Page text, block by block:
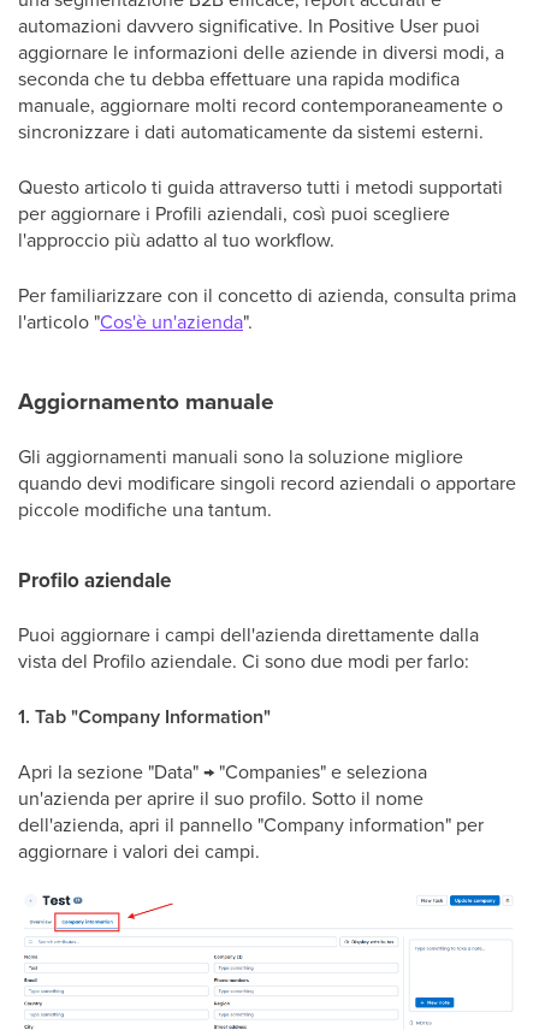
automazioni davvero significative. In Positive User puoi
aggiornare le informazioni delle aziende in diversi modi, a
seconda che tu debba effettuare una rapida modifica
manuale, aggiornare molti record contemporaneamente o
sincronizzare i dati automaticamente da sistemi esterni.
Questo articolo ti guida attraverso tutti i metodi supportati
per aggiornare i Profili aziendali, così puoi scegliere
l'approccio più adatto al tuo workflow.
Per familiarizzare con il concetto di azienda, consulta prima
l'articolo "Cos'è un'azienda".
Aggiornamento manuale
Gli aggiornamenti manuali sono la soluzione migliore
quando devi modificare singoli record aziendali o apportare
piccole modifiche una tantum.
Profilo aziendale
Puoi aggiornare i campi dell'azienda direttamente dalla
vista del Profilo aziendale. Ci sono due modi per farlo:
1. Tab "Company Information"
Apri la sezione "Data" → "Companies" e seleziona
un'azienda per aprire il suo profilo. Sotto il nome
dell'azienda, apri il pannello "Company information" per
aggiornare i valori dei campi.